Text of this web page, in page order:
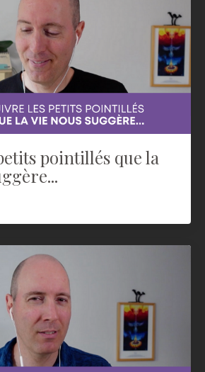
pointillés que la